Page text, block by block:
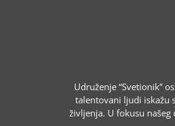
Udruženje “Svetionik”
talentovani ljudi iskažu
življenja. U fokusu